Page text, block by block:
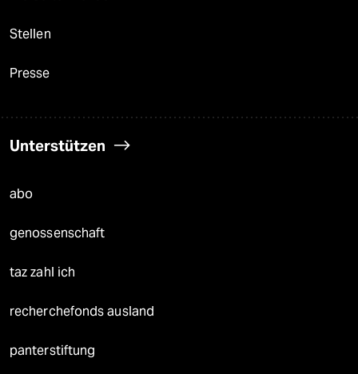
Stellen
Presse
Unterstützen
abo
genossenschaft
taz zahl ich
recherchefonds ausland
panterstiftung